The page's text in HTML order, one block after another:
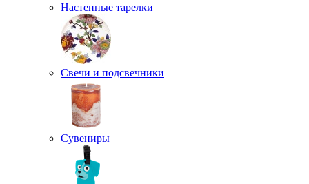
Настенные тарелки
Свечи и подсвечники
Сувениры